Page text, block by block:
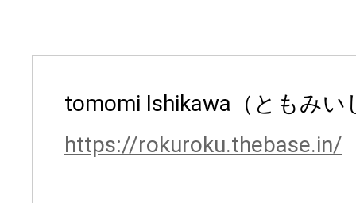
tomomi Ishikawa（ともみい
https://rokuroku.thebase.in/